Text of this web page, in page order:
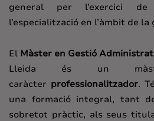
general per l’exercici
l’especialització en l’àmbit de
El Màster en Gestió
Lleida és un
caràcter professionalitzador.
una formació integral, tant
sobretot pràctic, als seus